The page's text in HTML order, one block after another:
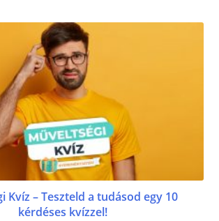
Kvíz – Teszteld a tudásod egy 10
kérdéses kvízzel!